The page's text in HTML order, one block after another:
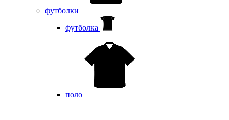
футболки
футболка
поло